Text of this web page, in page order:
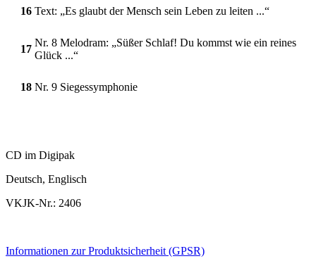
16 Text: „Es glaubt der Mensch sein Leben zu leiten ...“
17
Nr. 8 Melodram: „Süßer Schlaf! Du kommst wie ein reines
Glück ...“
18 Nr. 9 Siegessymphonie
CD im Digipak
Deutsch, Englisch
VKJK-Nr.: 2406
Informationen zur Produktsicherheit (GPSR)